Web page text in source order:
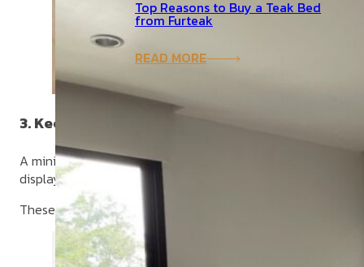
Top Reasons to Buy a Teak Bed
from Furteak
READ MORE
3. Keep the Space Tidy and Organized
A minimalist room should feel clean and clutter-free.
display shelves, or bookcases to keep things neat and in
These not only help the room look cleaner and more